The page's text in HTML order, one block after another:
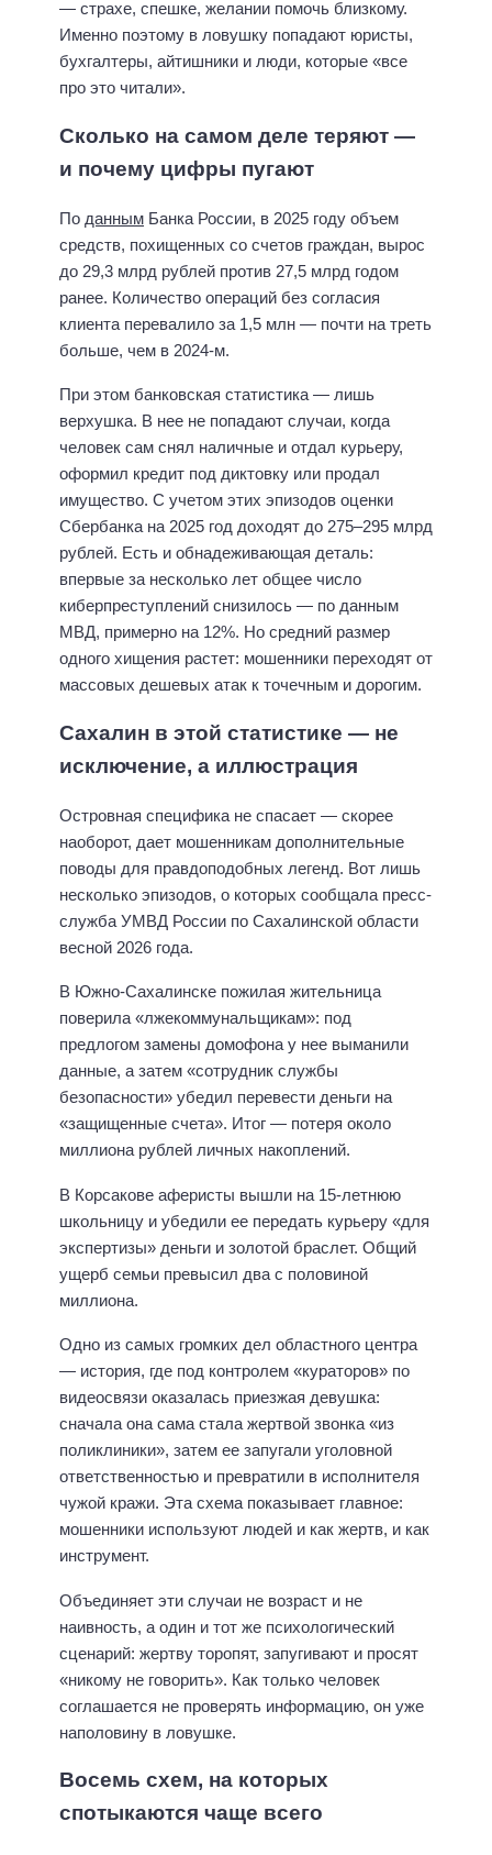
— страхе, спешке, желании помочь близкому.
Именно поэтому в ловушку попадают юристы,
бухгалтеры, айтишники и люди, которые «все
про это читали».
Сколько на самом деле теряют —
и почему цифры пугают
По данным Банка России, в 2025 году объем
средств, похищенных со счетов граждан, вырос
до 29,3 млрд рублей против 27,5 млрд годом
ранее. Количество операций без согласия
клиента перевалило за 1,5 млн — почти на треть
больше, чем в 2024-м.
При этом банковская статистика — лишь
верхушка. В нее не попадают случаи, когда
человек сам снял наличные и отдал курьеру,
оформил кредит под диктовку или продал
имущество. С учетом этих эпизодов оценки
Сбербанка на 2025 год доходят до 275–295 млрд
рублей. Есть и обнадеживающая деталь:
впервые за несколько лет общее число
киберпреступлений снизилось — по данным
МВД, примерно на 12%. Но средний размер
одного хищения растет: мошенники переходят от
массовых дешевых атак к точечным и дорогим.
Сахалин в этой статистике — не
исключение, а иллюстрация
Островная специфика не спасает — скорее
наоборот, дает мошенникам дополнительные
поводы для правдоподобных легенд. Вот лишь
несколько эпизодов, о которых сообщала пресс-
служба УМВД России по Сахалинской области
весной 2026 года.
В Южно-Сахалинске пожилая жительница
поверила «лжекоммунальщикам»: под
предлогом замены домофона у нее выманили
данные, а затем «сотрудник службы
безопасности» убедил перевести деньги на
«защищенные счета». Итог — потеря около
миллиона рублей личных накоплений.
В Корсакове аферисты вышли на 15-летнюю
школьницу и убедили ее передать курьеру «для
экспертизы» деньги и золотой браслет. Общий
ущерб семьи превысил два с половиной
миллиона.
Одно из самых громких дел областного центра
— история, где под контролем «кураторов» по
видеосвязи оказалась приезжая девушка:
сначала она сама стала жертвой звонка «из
поликлиники», затем ее запугали уголовной
ответственностью и превратили в исполнителя
чужой кражи. Эта схема показывает главное:
мошенники используют людей и как жертв, и как
инструмент.
Объединяет эти случаи не возраст и не
наивность, а один и тот же психологический
сценарий: жертву торопят, запугивают и просят
«никому не говорить». Как только человек
соглашается не проверять информацию, он уже
наполовину в ловушке.
Восемь схем, на которых
спотыкаются чаще всего